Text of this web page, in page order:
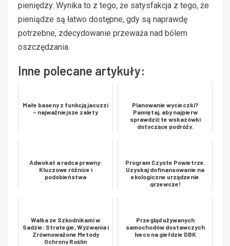
pieniędzy. Wynika to z tego, że satysfakcja z tego, że
pieniądze są łatwo dostępne, gdy są naprawdę
potrzebne, zdecydowanie przeważa nad bólem
oszczędzania.
Inne polecane artykuły:
Małe baseny z funkcją jacuzzi
– najważniejsze zalety
Planowanie wycieczki?
Pamiętaj, aby najpierw
sprawdzić te wskazówki
dotyczące podróży.
Adwokat a radca prawny:
Kluczowe różnice i
podobieństwa
Program Czyste Powietrze.
Uzyskaj dofinansowanie na
ekologiczne urządzenie
grzewcze!
Walka ze Szkodnikami w
Sadzie: Strategie, Wyzwania i
Zrównoważone Metody
Ochrony Roślin
Przegląd używanych
samochodów dostawczych
Iveco na giełdzie DBK